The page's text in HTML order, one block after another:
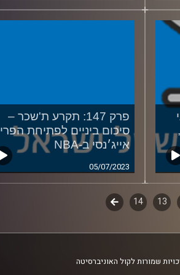
פרק 147: תקרע ת'שכר –
סיכום ביניים לפתיחת הפרי
אייג׳נסי ב-NBA
05/07/2023
13
14
לשלב
שמורות לקול האוניברסיטה